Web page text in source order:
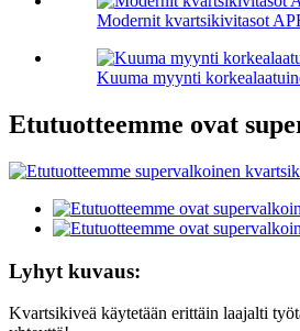
Modernit kvartsikivitasot
Kuuma myynti
Etutuotteemme ovat
Lyhyt kuvaus:
Kvartsikiveä käytetään erittäin laajalti